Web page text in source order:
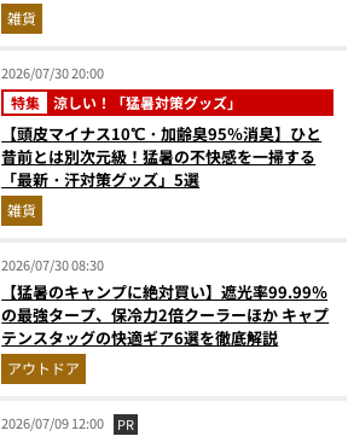
雑貨
2026/07/30 20:00
特集 涼しい！「猛暑対策グッズ」
【頭皮マイナス10℃・加齢臭95％消臭】ひと
昔前とは別次元級！猛暑の不快感を一掃する
「最新・汗対策グッズ」5選
雑貨
2026/07/30 08:30
【猛暑のキャンプに絶対買い】遮光率99.99％
の最強タープ、保冷力2倍クーラーほか キャプ
テンスタッグの快適ギア6選を徹底解説
アウトドア
2026/07/09 12:00 PR